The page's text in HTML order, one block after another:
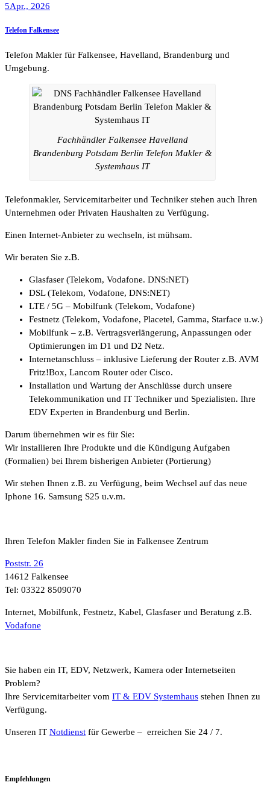
5Apr., 2026
Telefon Falkensee
Telefon Makler für Falkensee, Havelland, Brandenburg und
Umgebung.
Fachhändler Falkensee Havelland
Brandenburg Potsdam Berlin Telefon Makler &
Systemhaus IT
Telefonmakler, Servicemitarbeiter und Techniker stehen auch Ihren
Unternehmen oder Privaten Haushalten zu Verfügung.
Einen Internet-Anbieter zu wechseln, ist mühsam.
Wir beraten Sie z.B.
Glasfaser (Telekom, Vodafone. DNS:NET)
DSL (Telekom, Vodafone, DNS:NET)
LTE / 5G – Mobilfunk (Telekom, Vodafone)
Festnetz (Telekom, Vodafone, Placetel, Gamma, Starface u.w.)
Mobilfunk – z.B. Vertragsverlängerung, Anpassungen oder
Optimierungen im D1 und D2 Netz.
Internetanschluss – inklusive Lieferung der Router z.B. AVM
Fritz!Box, Lancom Router oder Cisco.
Installation und Wartung der Anschlüsse durch unsere
Telekommunikation und IT Techniker und Spezialisten. Ihre
EDV Experten in Brandenburg und Berlin.
Darum übernehmen wir es für Sie:
Wir installieren Ihre Produkte und die Kündigung Aufgaben
(Formalien) bei Ihrem bisherigen Anbieter (Portierung)
Wir stehen Ihnen z.B. zu Verfügung, beim Wechsel auf das neue
Iphone 16. Samsung S25 u.v.m.
Ihren Telefon Makler finden Sie in Falkensee Zentrum
Poststr. 26
14612 Falkensee
Tel: 03322 8509070
Internet, Mobilfunk, Festnetz, Kabel, Glasfaser und Beratung z.B.
Vodafone
Sie haben ein IT, EDV, Netzwerk, Kamera oder Internetseiten
Problem?
Ihre Servicemitarbeiter vom IT & EDV Systemhaus stehen Ihnen zu
Verfügung.
Unseren IT Notdienst für Gewerbe – erreichen Sie 24 / 7.
Empfehlungen